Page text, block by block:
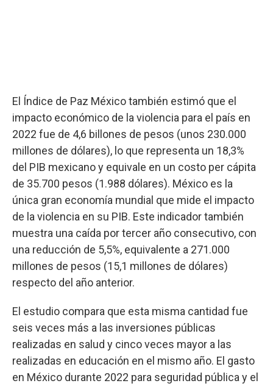
El Índice de Paz México también estimó que el
impacto económico de la violencia para el país en
2022 fue de 4,6 billones de pesos (unos 230.000
millones de dólares), lo que representa un 18,3%
del PIB mexicano y equivale en un costo per cápita
de 35.700 pesos (1.988 dólares). México es la
única gran economía mundial que mide el impacto
de la violencia en su PIB. Este indicador también
muestra una caída por tercer año consecutivo, con
una reducción de 5,5%, equivalente a 271.000
millones de pesos (15,1 millones de dólares)
respecto del año anterior.
El estudio compara que esta misma cantidad fue
seis veces más a las inversiones públicas
realizadas en salud y cinco veces mayor a las
realizadas en educación en el mismo año. El gasto
en México durante 2022 para seguridad pública y el